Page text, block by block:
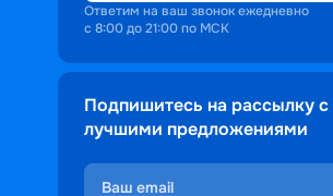
Ответим на ваш звонок ежедневно
с 8:00 до 21:00 по МСК
Подпишитесь на рассылку с
лучшими предложениями